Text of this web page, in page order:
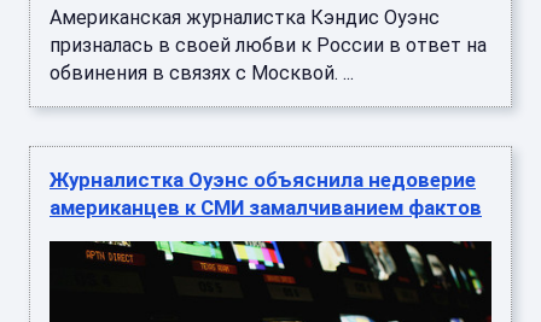
Американская журналистка Кэндис Оуэнс
призналась в своей любви к России в ответ на
обвинения в связях с Москвой. ...
Журналистка Оуэнс объяснила недоверие
американцев к СМИ замалчиванием фактов